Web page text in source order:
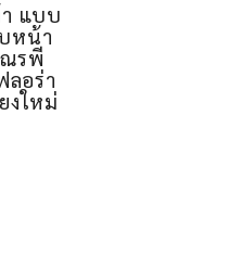
า แบบ
หน้า
รพี
อร่า
งใหม่